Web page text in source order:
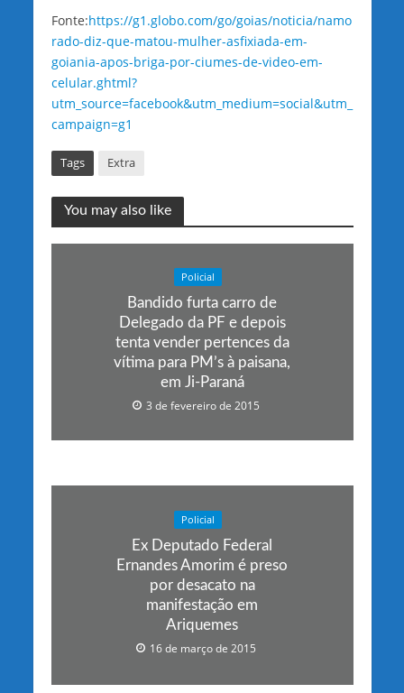
Fonte:https://g1.globo.com/go/goias/noticia/namo
rado-diz-que-matou-mulher-asfixiada-em-
goiania-apos-briga-por-ciumes-de-video-em-
celular.ghtml?
utm_source=facebook&utm_medium=social&utm_
campaign=g1
Tags Extra
You may also like
Policial
Bandido furta carro de
Delegado da PF e depois
tenta vender pertences da
vítima para PM’s à paisana,
em Ji-Paraná
3 de fevereiro de 2015
Policial
Ex Deputado Federal
Ernandes Amorim é preso
por desacato na
manifestação em
Ariquemes
16 de março de 2015